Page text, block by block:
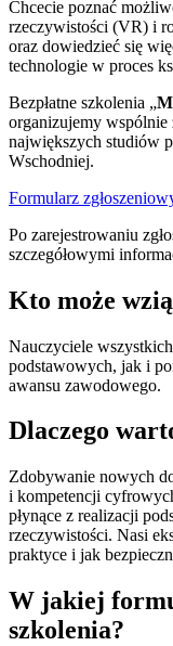
Chcecie poznać
rzeczywistości (VR) i
oraz dowiedzieć się
technologie w proces
Bezpłatne szkolenia „
organizujemy wspólnie
największych studiów
Wschodniej.
Formularz
Po zarejestrowaniu
szczegółowymi
Kto może
Nauczyciele
podstawowych, jak i
awansu zawodowego.
Dlaczego
Zdobywanie nowych
i kompetencji
płynące z realizacji
rzeczywistości. Nasi
praktyce i jak
W jakiej
szkolenia?